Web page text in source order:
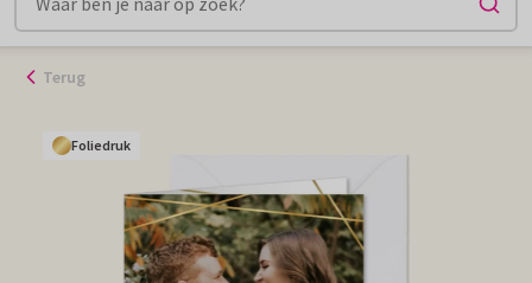
Terug
Foliedruk
Foliedruk
Foliedruk
Foliedruk
Foliedruk